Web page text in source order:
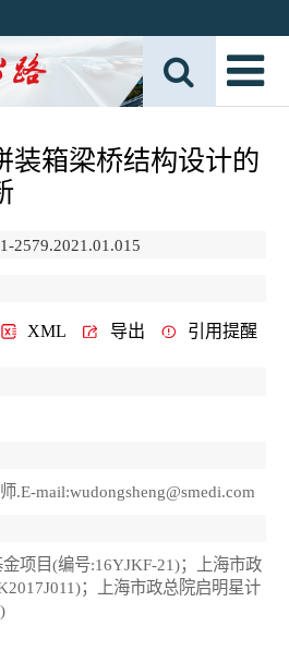
装箱梁桥结构设计的
2579.2021.01.015
XML 导出 引用提醒
.E-mail:wudongsheng@smedi.com
项目(编号:16YJKF-21)；上海市政
；上海市政总院启明星计